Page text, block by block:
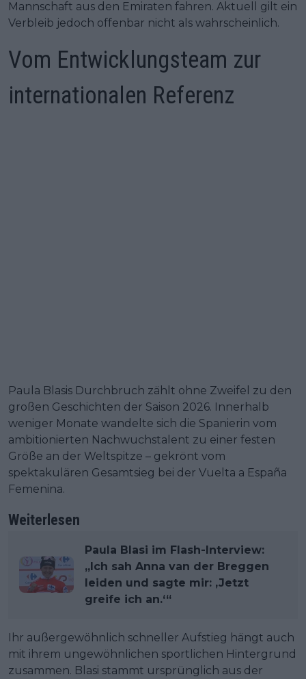
Mannschaft aus den Emiraten fahren. Aktuell gilt ein
Verbleib jedoch offenbar nicht als wahrscheinlich.
Vom Entwicklungsteam zur
internationalen Referenz
Paula Blasis Durchbruch zählt ohne Zweifel zu den
großen Geschichten der Saison 2026. Innerhalb
weniger Monate wandelte sich die Spanierin vom
ambitionierten Nachwuchstalent zu einer festen
Größe an der Weltspitze – gekrönt vom
spektakulären Gesamtsieg bei der Vuelta a España
Femenina.
Weiterlesen
Paula Blasi im Flash-Interview:
„Ich sah Anna van der Breggen
leiden und sagte mir: ‚Jetzt
greife ich an.‘“
Ihr außergewöhnlich schneller Aufstieg hängt auch
mit ihrem ungewöhnlichen sportlichen Hintergrund
zusammen. Blasi stammt ursprünglich aus der